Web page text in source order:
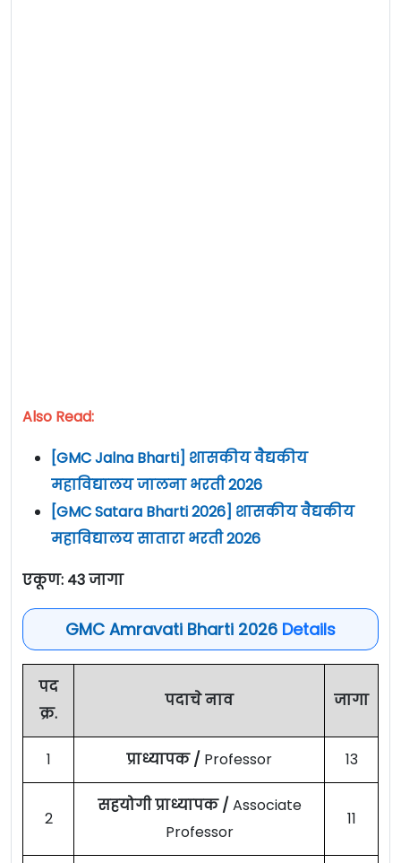
Also Read:
[GMC Jalna Bharti] शासकीय वैद्यकीय
महाविद्यालय जालना भरती 2026
[GMC Satara Bharti 2026] शासकीय वैद्यकीय
महाविद्यालय सातारा भरती 2026
एकूण: 43 जागा
GMC Amravati Bharti 2026 Details
पद
क्र.
पदाचे नाव जागा
1 प्राध्यापक / Professor 13
2
सहयोगी प्राध्यापक / Associate
Professor
11